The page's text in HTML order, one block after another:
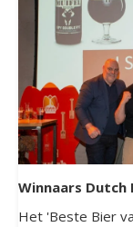
Winnaars Dutch
Het 'Beste Bier